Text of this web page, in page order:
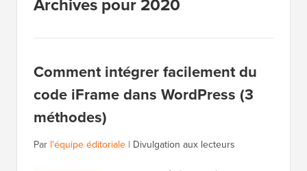
Comment intégrer facilement du
code iFrame dans WordPress (3
méthodes)
Par l'équipe éditoriale | Divulgation aux lecteurs